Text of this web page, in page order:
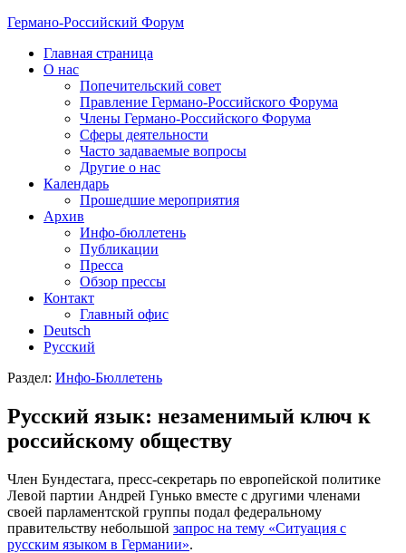
Германо-Российский Форум
Главная страница
О нас
Попечительский совет
Правление Германо-Российского Форума
Члены Германо-Российского Форума
Сферы деятельности
Часто задаваемые вопросы
Другие о нас
Календарь
Прошедшие мероприятия
Архив
Инфо-бюллетень
Публикации
Пресса
Обзор прессы
Контакт
Главный офис
Deutsch
Русский
Раздел: Инфо-Бюллетень
Русский язык: незаменимый ключ к
российскому обществу
Член Бундестага, пресс-секретарь по европейской политике
Левой партии Андрей Гунько вместе с другими членами
своей парламентской группы подал федеральному
правительству небольшой запрос на тему «Ситуация с
русским языком в Германии».